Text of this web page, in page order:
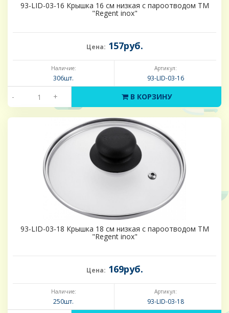
93-LID-03-16 Крышка 16 см низкая с пароотводом ТМ
"Regent inox"
Цена: 157руб.
Наличие:
306шт.
Артикул:
93-LID-03-16
- + В КОРЗИНУ
93-LID-03-18 Крышка 18 см низкая с пароотводом ТМ
"Regent inox"
Цена: 169руб.
Наличие:
250шт.
Артикул:
93-LID-03-18